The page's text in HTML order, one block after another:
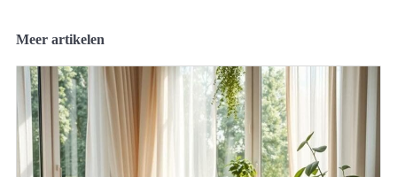
Meer artikelen